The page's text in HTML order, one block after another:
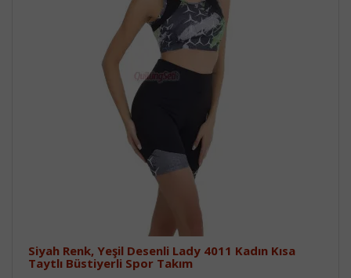
Siyah Renk, Yeşil Desenli Lady 4011 Kadın Kısa
Taytlı Büstiyerli Spor Takım